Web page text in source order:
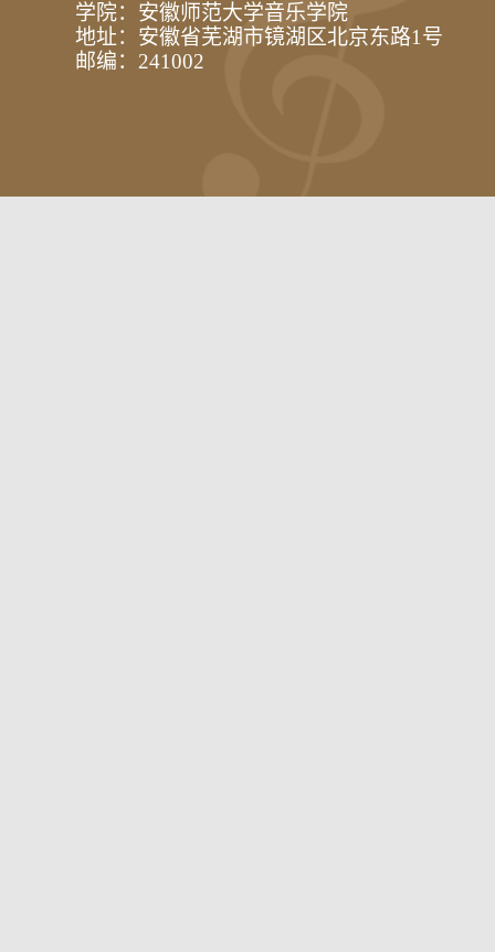
学院：安徽师范大学音乐学院
地址：安徽省芜湖市镜湖区北京东路1号
邮编：241002